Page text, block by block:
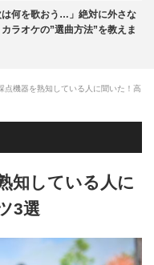
は何を歌おう…」絶対に外さな
カラオケの”選曲方法”を教えま
点機器を熟知している人に聞いた！高
知している人に
3選